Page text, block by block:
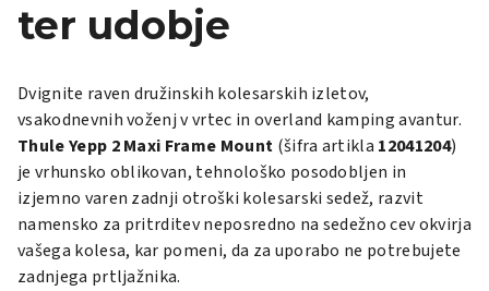
ter udobje
Dvignite raven družinskih kolesarskih izletov,
vsakodnevnih voženj v vrtec in overland kamping avantur.
Thule Yepp 2 Maxi Frame Mount (šifra artikla 12041204)
je vrhunsko oblikovan, tehnološko posodobljen in
izjemno varen zadnji otroški kolesarski sedež, razvit
namensko za pritrditev neposredno na sedežno cev okvirja
vašega kolesa, kar pomeni, da za uporabo ne potrebujete
zadnjega prtljažnika.